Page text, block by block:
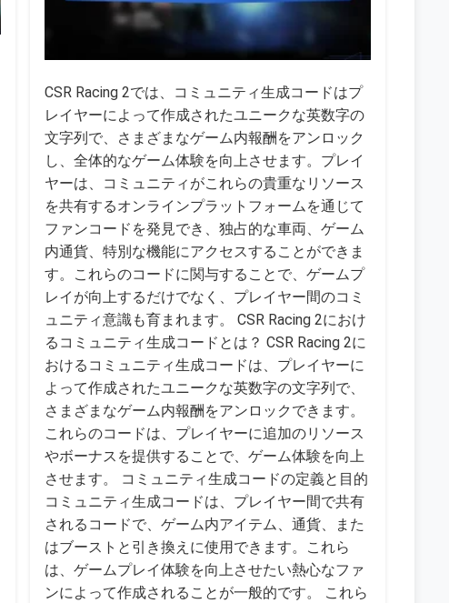
CSR Racing 2では、コミュニティ生成コードはプ
レイヤーによって作成されたユニークな英数字の
文字列で、さまざまなゲーム内報酬をアンロック
し、全体的なゲーム体験を向上させます。プレイ
ヤーは、コミュニティがこれらの貴重なリソース
を共有するオンラインプラットフォームを通じて
ファンコードを発見でき、独占的な車両、ゲーム
内通貨、特別な機能にアクセスすることができま
す。これらのコードに関与することで、ゲームプ
レイが向上するだけでなく、プレイヤー間のコミ
ュニティ意識も育まれます。 CSR Racing 2におけ
るコミュニティ生成コードとは？ CSR Racing 2に
おけるコミュニティ生成コードは、プレイヤーに
よって作成されたユニークな英数字の文字列で、
さまざまなゲーム内報酬をアンロックできます。
これらのコードは、プレイヤーに追加のリソース
やボーナスを提供することで、ゲーム体験を向上
させます。 コミュニティ生成コードの定義と目的
コミュニティ生成コードは、プレイヤー間で共有
されるコードで、ゲーム内アイテム、通貨、また
はブーストと引き換えに使用できます。これら
は、ゲームプレイ体験を向上させたい熱心なファ
ンによって作成されることが一般的です。 これら